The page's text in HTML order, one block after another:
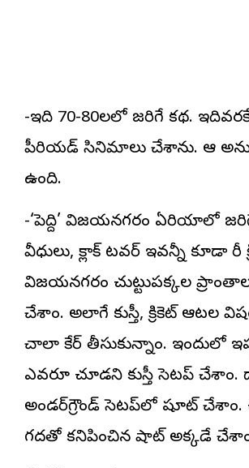
-ఇది 70-80లలో జరిగే కథ.
పీరియడ్ సినిమాలు చేశాను. ఆ
ఉంది.
-‘పెద్ది’ విజయనగరం ఏరియాలో
వీధులు, క్లాక్ టవర్ ఇవన్నీ కూడా
విజయనగరం చుట్టుపక్కల
చేశాం. అలాగే కుస్తీ, క్రికెట్ ఆటల
చాలా కేర్ తీసుకున్నాం. ఇందులో
ఎవరూ చూడని కుస్తీ సెటప్ చేశాం.
అండర్‌గ్రౌండ్ సెటప్‌లో షూట్ చేశాం.
గదతో కనిపించిన షాట్ అక్కడే